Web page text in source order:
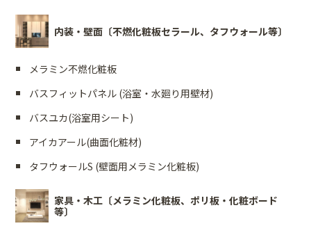
内装・壁面〔不燃化粧板セラール、タフウォール等〕
メラミン不燃化粧板
バスフィットパネル (浴室・水廻り用壁材)
バスユカ(浴室用シート)
アイカアール(曲面化粧材)
タフウォールS (壁面用メラミン化粧板)
家具・木工〔メラミン化粧板、ポリ板・化粧ボード
等〕